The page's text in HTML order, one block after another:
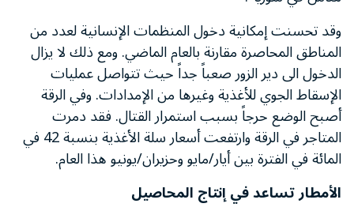
وقد تحسنت إمكانية دخول المنظمات الإنسانية لعدد من
المناطق المحاصرة مقارنة بالعام الماضي. ومع ذلك لا يزال
الدخول الى دير الزور صعباً جداً حيث تتواصل عمليات
الإسقاط الجوي للأغذية وغيرها من الإمدادات. وفي الرقة
أصبح الوضع حرجاً بسبب استمرار القتال. فقد دمرت
المتاجر في الرقة وارتفعت أسعار سلة الأغذية بنسبة 42 في
المائة في الفترة بين أيار/مايو وحزيران/يونيو هذا العام.
الأمطار تساعد في إنتاج المحاصيل